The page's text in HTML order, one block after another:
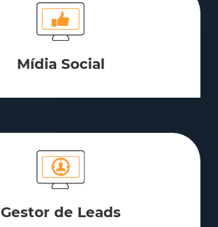
Mídia Social
Gestor de Leads